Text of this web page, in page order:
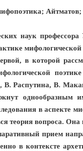
наук
в которой
Распутина, В.
однообразным
в аспекте
теория вопроса. Она
прием
в контексте